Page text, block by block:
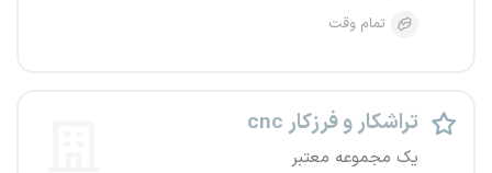
تمام وقت
تراشکار و فرزکار cnc
یک مجموعه معتبر